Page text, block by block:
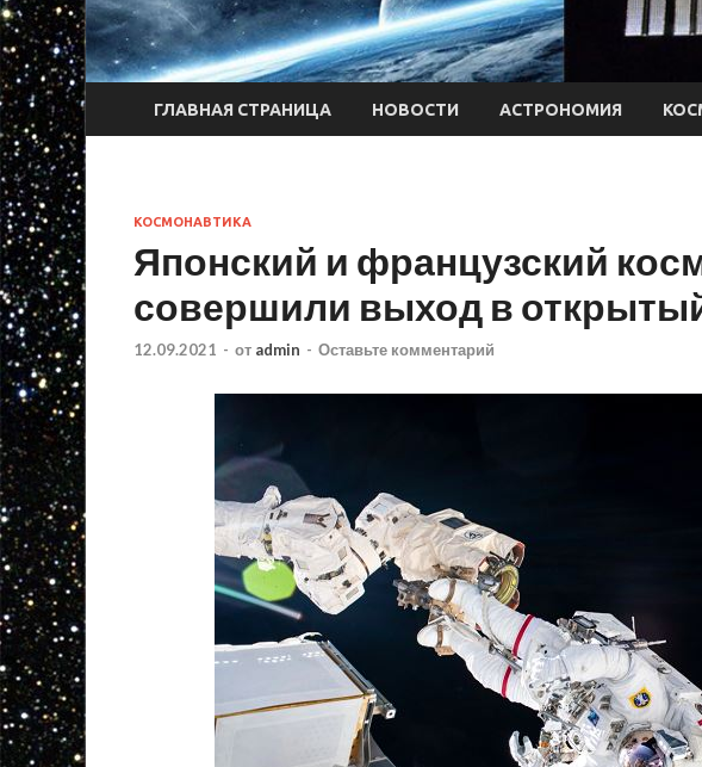
ГЛАВНАЯ СТРАНИЦА НОВОСТИ АСТРОНОМИЯ
КОСМОНАВТИКА
Японский и французский
совершили выход в
12.09.2021 - от admin - Оставьте комментарий